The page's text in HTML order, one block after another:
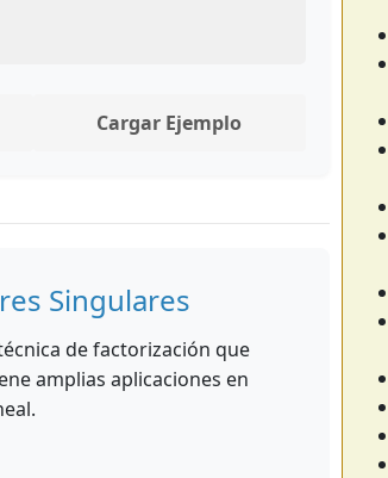
Cargar Ejemplo
Singulares
de factorización que
amplias aplicaciones en